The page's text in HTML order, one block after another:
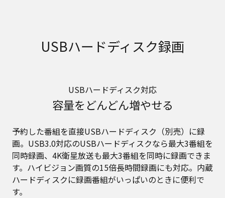
USBハードディスク録画
USBハードディスク対応
容量をどんどん増やせる
予約した番組を直接USBハードディスク（別売）に録
画。USB3.0対応のUSBハードディスクなら最大3番組を
同時録画、4K衛星放送も最大3番組を同時に録画できま
す。ハイビジョン画質の15倍長時間録画にも対応。内蔵
ハードディスクに録画番組がいっぱいのときに便利で
す。